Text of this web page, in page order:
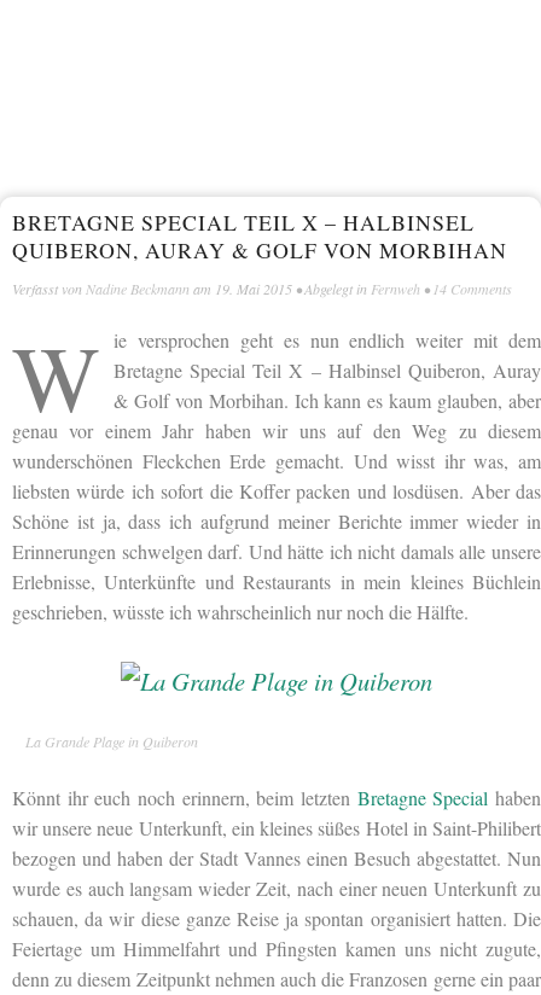
BRETAGNE SPECIAL TEIL X – HALBINSEL
QUIBERON, AURAY & GOLF VON MORBIHAN
Verfasst von Nadine Beckmann am 19. Mai 2015 • Abgelegt in Fernweh • 14 Comments
W
ie versprochen geht es nun endlich weiter mit dem
Bretagne Special Teil X – Halbinsel Quiberon, Auray
& Golf von Morbihan. Ich kann es kaum glauben, aber
genau vor einem Jahr haben wir uns auf den Weg zu diesem
wunderschönen Fleckchen Erde gemacht. Und wisst ihr was, am
liebsten würde ich sofort die Koffer packen und losdüsen. Aber das
Schöne ist ja, dass ich aufgrund meiner Berichte immer wieder in
Erinnerungen schwelgen darf. Und hätte ich nicht damals alle unsere
Erlebnisse, Unterkünfte und Restaurants in mein kleines Büchlein
geschrieben, wüsste ich wahrscheinlich nur noch die Hälfte.
La Grande Plage in Quiberon
Könnt ihr euch noch erinnern, beim letzten Bretagne Special haben
wir unsere neue Unterkunft, ein kleines süßes Hotel inSaint-Philibert
bezogen und haben der Stadt Vannes einen Besuch abgestattet. Nun
wurde es auch langsam wieder Zeit, nach einer neuen Unterkunft zu
schauen, da wir diese ganze Reise ja spontan organisiert hatten. Die
Feiertage um Himmelfahrt und Pfingsten kamen uns nicht zugute,
denn zu diesem Zeitpunkt nehmen auch die Franzosen gerne ein paar